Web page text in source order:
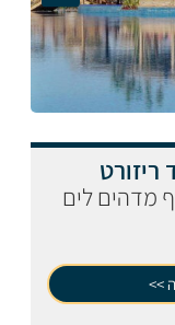
ריזורט
מדהים לים
>>